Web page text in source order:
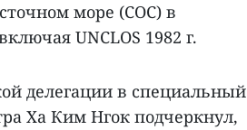
море (COC) в
UNCLOS 1982 г.
делегации в специальный
Ха Ким Нгок подчеркнул,